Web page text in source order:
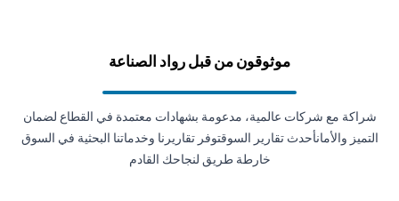
موثوقون من قبل رواد الصناعة
شراكة مع شركات عالمية، مدعومة بشهادات معتمدة في القطاع لضمان
التميز والأمانأحدث تقارير السوقتوفر تقاريرنا وخدماتنا البحثية في السوق
خارطة طريق لنجاحك القادم